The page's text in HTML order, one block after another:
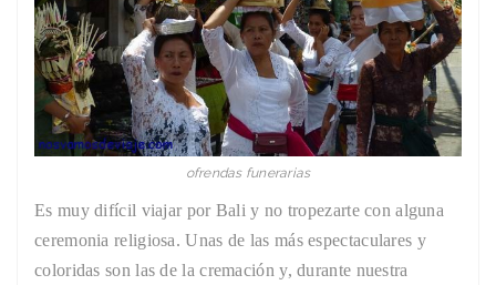
ofrendas funerarias
Es muy difícil viajar por Bali y no tropezarte con alguna
ceremonia religiosa. Unas de las más espectaculares y
coloridas son las de la cremación y, durante nuestra